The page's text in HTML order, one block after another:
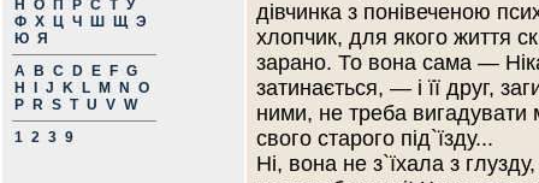
Н
О П Р С Т У
Ф Х Ц Ч Ш Щ Э
Ю Я
A
B C D E F G
H
J K L M N
O
P
R S T U V W
1 2 3 9
дівчинка з понівеченою
хлопчик, для якого життя
зарано. То вона сама —
затинається, — і її друг,
ними, не треба
свого старого під`їзду...
Ні, вона не з`їхала з